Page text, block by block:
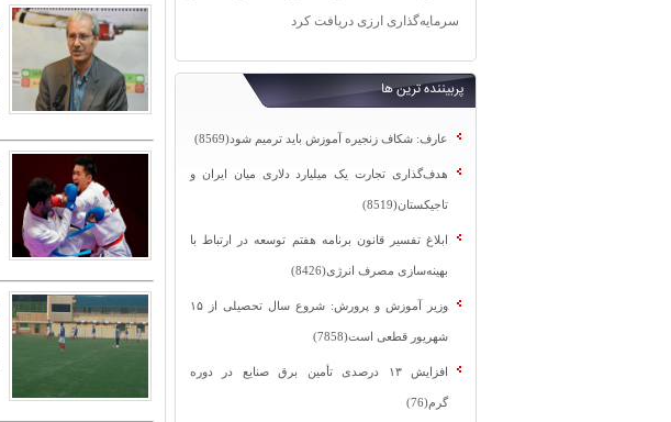
سرمایه‌گذاری ارزی دریافت کرد
پربیننده ترین ها
عارف: شکاف زنجیره آموزش باید ترمیم شود(8569)
هدف‌گذاری تجارت یک میلیارد دلاری میان ایران و
تاجیکستان(8519)
ابلاغ تفسیر قانون برنامه هفتم توسعه در ارتباط با
بهینه‌سازی مصرف انرژی(8426)
وزیر آموزش و پرورش: شروع سال تحصیلی از ۱۵
شهریور قطعی است(7858)
افزایش ۱۳ درصدی تأمین برق صنایع در دوره
گرم(76)